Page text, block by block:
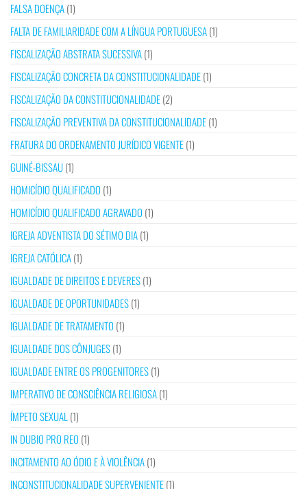
FALSA DOENÇA(1)
FALTA DE FAMILIARIDADE COM A LÍNGUA PORTUGUESA(1)
FISCALIZAÇÃO ABSTRATA SUCESSIVA(1)
FISCALIZAÇÃO CONCRETA DA CONSTITUCIONALIDADE(1)
FISCALIZAÇÃO DA CONSTITUCIONALIDADE(2)
FISCALIZAÇÃO PREVENTIVA DA CONSTITUCIONALIDADE(1)
FRATURA DO ORDENAMENTO JURÍDICO VIGENTE(1)
GUINÉ-BISSAU(1)
HOMICÍDIO QUALIFICADO (1)
HOMICÍDIO QUALIFICADO AGRAVADO (1)
IGREJA ADVENTISTA DO SÉTIMO DIA(1)
IGREJA CATÓLICA(1)
IGUALDADE DE DIREITOS E DEVERES(1)
IGUALDADE DE OPORTUNIDADES(1)
IGUALDADE DE TRATAMENTO (1)
IGUALDADE DOS CÔNJUGES(1)
IGUALDADE ENTRE OS PROGENITORES(1)
IMPERATIVO DE CONSCIÊNCIA RELIGIOSA(1)
ÍMPETO SEXUAL (1)
IN DUBIO PRO REO (1)
INCITAMENTO AO ÓDIO E À VIOLÊNCIA(1)
INCONSTITUCIONALIDADE SUPERVENIENTE(1)